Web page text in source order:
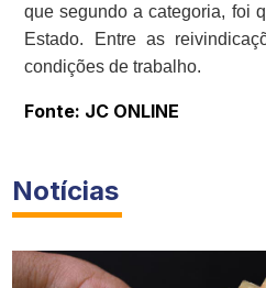
que segundo a categoria, foi
Estado. Entre as
condições de trabalho.
Fonte: JC ONLINE
Notícias